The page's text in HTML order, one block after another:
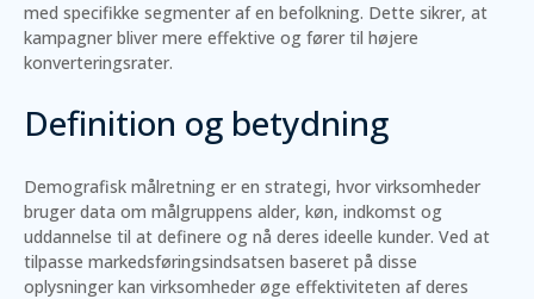
med specifikke segmenter af en befolkning. Dette sikrer, at
kampagner bliver mere effektive og fører til højere
konverteringsrater.
Definition og betydning
Demografisk målretning er en strategi, hvor virksomheder
bruger data om målgruppens alder, køn, indkomst og
uddannelse til at definere og nå deres ideelle kunder. Ved at
tilpasse markedsføringsindsatsen baseret på disse
oplysninger kan virksomheder øge effektiviteten af deres